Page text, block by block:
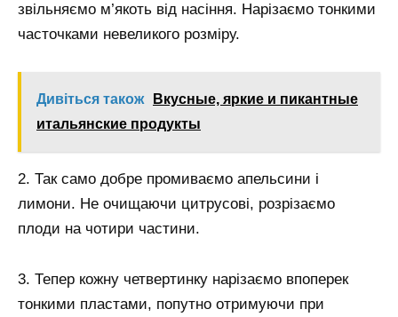
звільняємо м’якоть від насіння. Нарізаємо тонкими
часточками невеликого розміру.
Дивіться також
Вкусные, яркие и пикантные
итальянские продукты
2. Так само добре промиваємо апельсини і
лимони. Не очищаючи цитрусові, розрізаємо
плоди на чотири частини.
3. Тепер кожну четвертинку нарізаємо впоперек
тонкими пластами, попутно отримуючи при